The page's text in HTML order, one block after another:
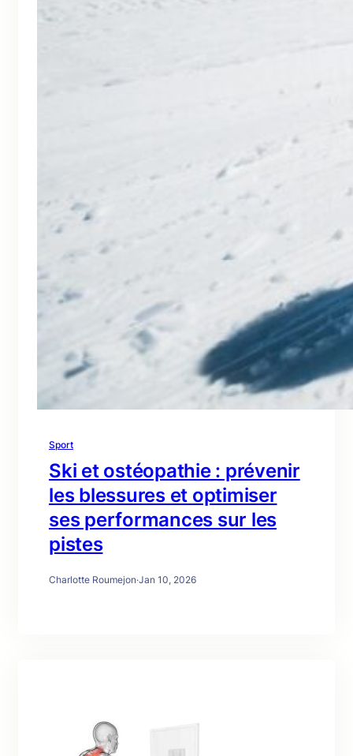
Sport
Ski et ostéopathie : prévenir
les blessures et optimiser
ses performances sur les
pistes
Charlotte Roumejon·Jan 10, 2026